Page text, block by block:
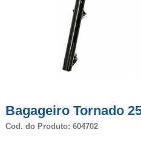
Bagageiro Tornado
Cod. do Produto: 604702